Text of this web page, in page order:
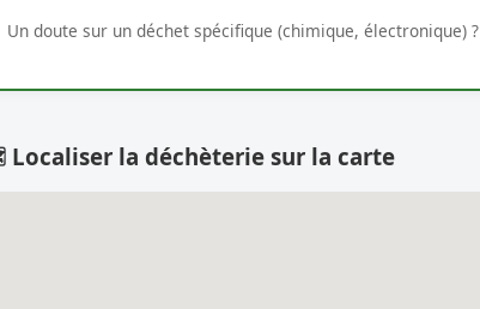
Un doute sur un déchet spécifique (chimique, électronique) ?
la déchèterie sur la carte